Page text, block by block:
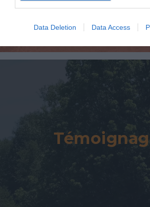
Data Deletion Data Access